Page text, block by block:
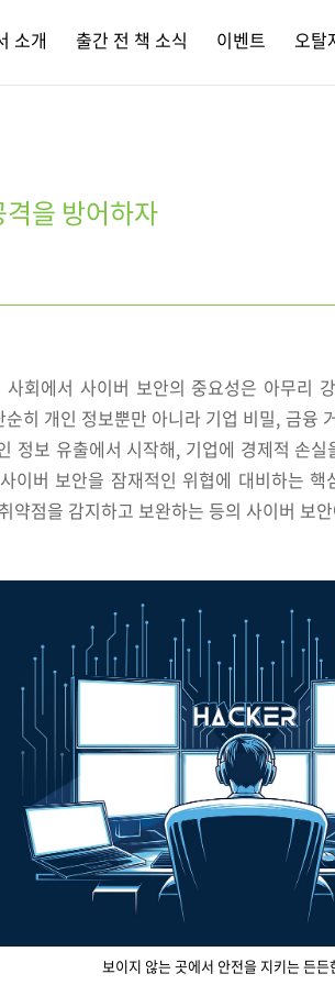
소개 출간 전 책 소식 이벤트 오탈
을 방어하자
회에서 사이버 보안의 중요성은 아무리
히 개인 정보뿐만 아니라 기업 비밀, 금융
정보 유출에서 시작해, 기업에 경제적 손
이버 보안을 잠재적인 위협에 대비하는
약점을 감지하고 보완하는 등의 사이버 보
보이지 않는 곳에서 안전을 지키는 든든